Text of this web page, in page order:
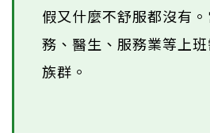
假又什麼不舒服都沒有
務、醫生、服務業等上
族群。